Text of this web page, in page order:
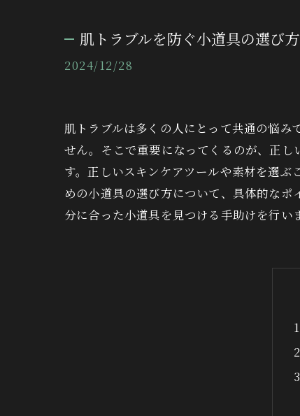
肌トラブルを防ぐ小道具の選び方
2024/12/28
肌トラブルは多くの人にとって共通の悩
せん。そこで重要になってくるのが、正
す。正しいスキンケアツールや素材を選
めの小道具の選び方について、具体的な
分に合った小道具を見つける手助けを行い